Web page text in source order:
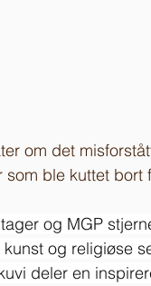
om det
som ble kuttet bort
og MGP
kunst og religiøse
deler en